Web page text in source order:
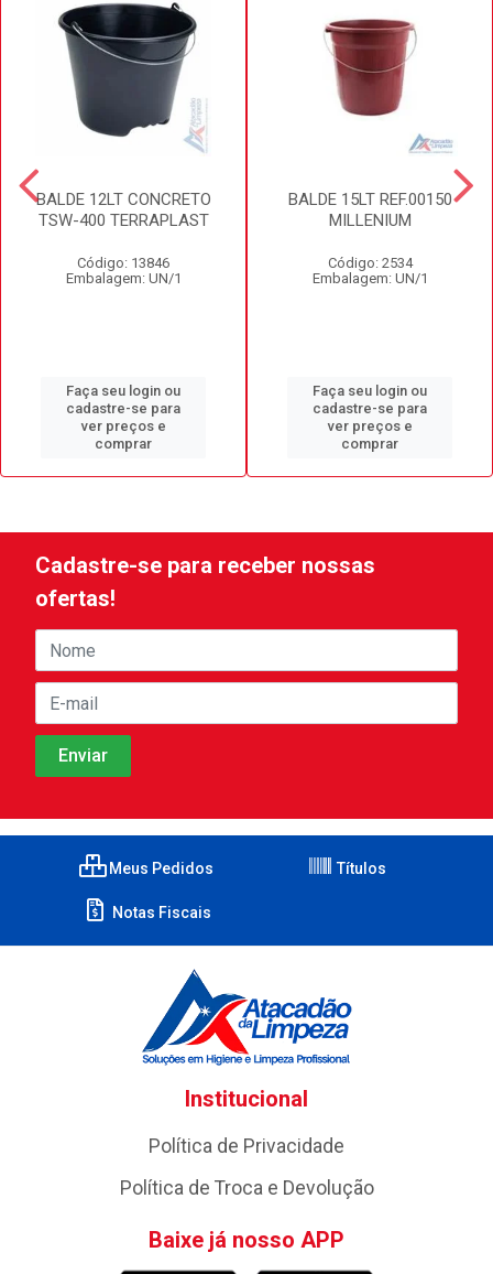
BALDE 12LT CONCRETO
TSW-400 TERRAPLAST
Código: 13846
Embalagem: UN/1
Faça seu login ou
cadastre-se para
ver preços e
comprar
BALDE 15LT REF.00150
MILLENIUM
Código: 2534
Embalagem: UN/1
Faça seu login ou
cadastre-se para
ver preços e
comprar
Cadastre-se para receber nossas
ofertas!
Meus Pedidos Títulos
Notas Fiscais
Institucional
Política de Privacidade
Política de Troca e Devolução
Baixe já nosso APP